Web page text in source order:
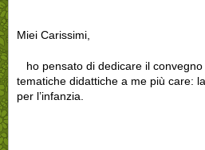
Miei Carissimi,
ho pensato di dedicare il
tematiche didattiche a me più care:
per l’infanzia.